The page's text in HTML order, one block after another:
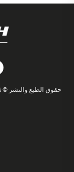
حقوق الطبع والنشر © ٢٠٢٦ شركة فوشان كوباث للأجهزة الصحية المحدودة